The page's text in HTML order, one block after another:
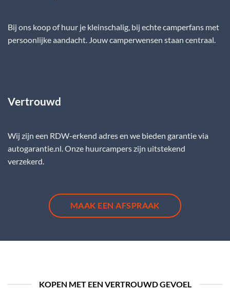
Bij ons koop of huur je kleinschalig, bij echte camperfans met
persoonlijke aandacht. Jouw camperwensen staan centraal.
Vertrouwd
Wij zijn een RDW-erkend adres en we bieden garantie via
autogarantie.nl. Onze huurcampers zijn uitstekend
verzekerd.
MAAK EEN AFSPRAAK
KOPEN MET EEN VERTROUWD GEVOEL